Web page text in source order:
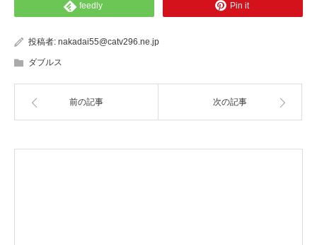
feedly Pin it
投稿者: nakadai55@catv296.ne.jp
ダブルス
前の記事 次の記事